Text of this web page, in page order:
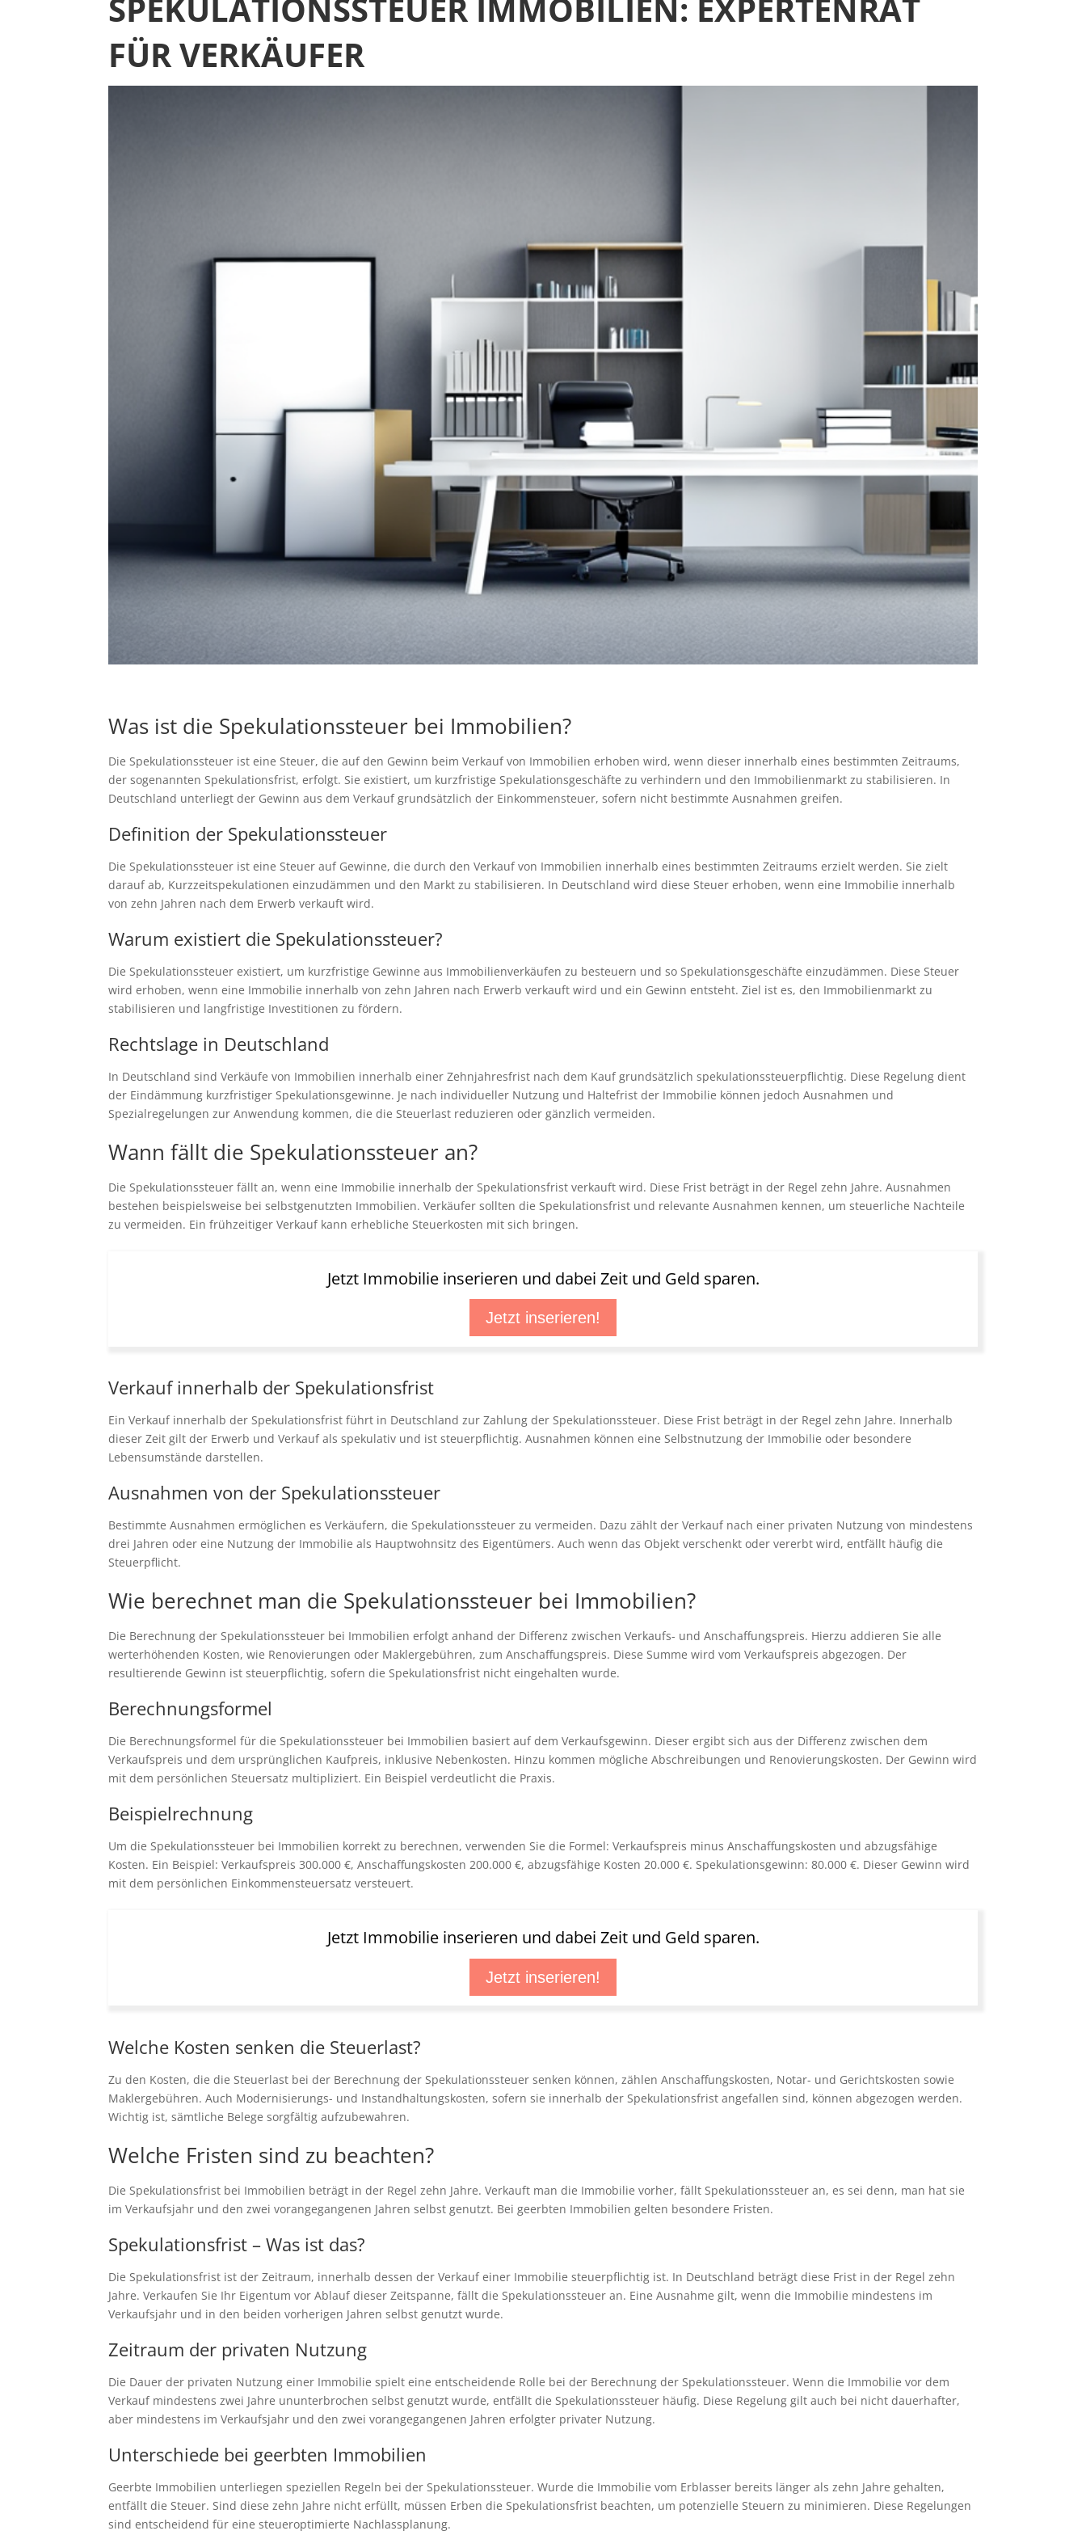
SPEKULATIONSSTEUER IMMOBILIEN: EXPERTENRAT
FÜR VERKÄUFER
Was ist die Spekulationssteuer bei Immobilien?
Die Spekulationssteuer ist eine Steuer, die auf den Gewinn beim Verkauf von Immobilien erhoben wird, wenn dieser innerhalb eines bestimmten Zeitraums,
der sogenannten Spekulationsfrist, erfolgt. Sie existiert, um kurzfristige Spekulationsgeschäfte zu verhindern und den Immobilienmarkt zu stabilisieren. In
Deutschland unterliegt der Gewinn aus dem Verkauf grundsätzlich der Einkommensteuer, sofern nicht bestimmte Ausnahmen greifen.
Definition der Spekulationssteuer
Die Spekulationssteuer ist eine Steuer auf Gewinne, die durch den Verkauf von Immobilien innerhalb eines bestimmten Zeitraums erzielt werden. Sie zielt
darauf ab, Kurzzeitspekulationen einzudämmen und den Markt zu stabilisieren. In Deutschland wird diese Steuer erhoben, wenn eine Immobilie innerhalb
von zehn Jahren nach dem Erwerb verkauft wird.
Warum existiert die Spekulationssteuer?
Die Spekulationssteuer existiert, um kurzfristige Gewinne aus Immobilienverkäufen zu besteuern und so Spekulationsgeschäfte einzudämmen. Diese Steuer
wird erhoben, wenn eine Immobilie innerhalb von zehn Jahren nach Erwerb verkauft wird und ein Gewinn entsteht. Ziel ist es, den Immobilienmarkt zu
stabilisieren und langfristige Investitionen zu fördern.
Rechtslage in Deutschland
In Deutschland sind Verkäufe von Immobilien innerhalb einer Zehnjahresfrist nach dem Kauf grundsätzlich spekulationssteuerpflichtig. Diese Regelung dient
der Eindämmung kurzfristiger Spekulationsgewinne. Je nach individueller Nutzung und Haltefrist der Immobilie können jedoch Ausnahmen und
Spezialregelungen zur Anwendung kommen, die die Steuerlast reduzieren oder gänzlich vermeiden.
Wann fällt die Spekulationssteuer an?
Die Spekulationssteuer fällt an, wenn eine Immobilie innerhalb der Spekulationsfrist verkauft wird. Diese Frist beträgt in der Regel zehn Jahre. Ausnahmen
bestehen beispielsweise bei selbstgenutzten Immobilien. Verkäufer sollten die Spekulationsfrist und relevante Ausnahmen kennen, um steuerliche Nachteile
zu vermeiden. Ein frühzeitiger Verkauf kann erhebliche Steuerkosten mit sich bringen.
Jetzt Immobilie inserieren und dabei Zeit und Geld sparen.
Jetzt inserieren!
Verkauf innerhalb der Spekulationsfrist
Ein Verkauf innerhalb der Spekulationsfrist führt in Deutschland zur Zahlung der Spekulationssteuer. Diese Frist beträgt in der Regel zehn Jahre. Innerhalb
dieser Zeit gilt der Erwerb und Verkauf als spekulativ und ist steuerpflichtig. Ausnahmen können eine Selbstnutzung der Immobilie oder besondere
Lebensumstände darstellen.
Ausnahmen von der Spekulationssteuer
Bestimmte Ausnahmen ermöglichen es Verkäufern, die Spekulationssteuer zu vermeiden. Dazu zählt der Verkauf nach einer privaten Nutzung von mindestens
drei Jahren oder eine Nutzung der Immobilie als Hauptwohnsitz des Eigentümers. Auch wenn das Objekt verschenkt oder vererbt wird, entfällt häufig die
Steuerpflicht.
Wie berechnet man die Spekulationssteuer bei Immobilien?
Die Berechnung der Spekulationssteuer bei Immobilien erfolgt anhand der Differenz zwischen Verkaufs- und Anschaffungspreis. Hierzu addieren Sie alle
werterhöhenden Kosten, wie Renovierungen oder Maklergebühren, zum Anschaffungspreis. Diese Summe wird vom Verkaufspreis abgezogen. Der
resultierende Gewinn ist steuerpflichtig, sofern die Spekulationsfrist nicht eingehalten wurde.
Berechnungsformel
Die Berechnungsformel für die Spekulationssteuer bei Immobilien basiert auf dem Verkaufsgewinn. Dieser ergibt sich aus der Differenz zwischen dem
Verkaufspreis und dem ursprünglichen Kaufpreis, inklusive Nebenkosten. Hinzu kommen mögliche Abschreibungen und Renovierungskosten. Der Gewinn wird
mit dem persönlichen Steuersatz multipliziert. Ein Beispiel verdeutlicht die Praxis.
Beispielrechnung
Um die Spekulationssteuer bei Immobilien korrekt zu berechnen, verwenden Sie die Formel: Verkaufspreis minus Anschaffungskosten und abzugsfähige
Kosten. Ein Beispiel: Verkaufspreis 300.000 €, Anschaffungskosten 200.000 €, abzugsfähige Kosten 20.000 €. Spekulationsgewinn: 80.000 €. Dieser Gewinn wird
mit dem persönlichen Einkommensteuersatz versteuert.
Jetzt Immobilie inserieren und dabei Zeit und Geld sparen.
Jetzt inserieren!
Welche Kosten senken die Steuerlast?
Zu den Kosten, die die Steuerlast bei der Berechnung der Spekulationssteuer senken können, zählen Anschaffungskosten, Notar- und Gerichtskosten sowie
Maklergebühren. Auch Modernisierungs- und Instandhaltungskosten, sofern sie innerhalb der Spekulationsfrist angefallen sind, können abgezogen werden.
Wichtig ist, sämtliche Belege sorgfältig aufzubewahren.
Welche Fristen sind zu beachten?
Die Spekulationsfrist bei Immobilien beträgt in der Regel zehn Jahre. Verkauft man die Immobilie vorher, fällt Spekulationssteuer an, es sei denn, man hat sie
im Verkaufsjahr und den zwei vorangegangenen Jahren selbst genutzt. Bei geerbten Immobilien gelten besondere Fristen.
Spekulationsfrist – Was ist das?
Die Spekulationsfrist ist der Zeitraum, innerhalb dessen der Verkauf einer Immobilie steuerpflichtig ist. In Deutschland beträgt diese Frist in der Regel zehn
Jahre. Verkaufen Sie Ihr Eigentum vor Ablauf dieser Zeitspanne, fällt die Spekulationssteuer an. Eine Ausnahme gilt, wenn die Immobilie mindestens im
Verkaufsjahr und in den beiden vorherigen Jahren selbst genutzt wurde.
Zeitraum der privaten Nutzung
Die Dauer der privaten Nutzung einer Immobilie spielt eine entscheidende Rolle bei der Berechnung der Spekulationssteuer. Wenn die Immobilie vor dem
Verkauf mindestens zwei Jahre ununterbrochen selbst genutzt wurde, entfällt die Spekulationssteuer häufig. Diese Regelung gilt auch bei nicht dauerhafter,
aber mindestens im Verkaufsjahr und den zwei vorangegangenen Jahren erfolgter privater Nutzung.
Unterschiede bei geerbten Immobilien
Geerbte Immobilien unterliegen speziellen Regeln bei der Spekulationssteuer. Wurde die Immobilie vom Erblasser bereits länger als zehn Jahre gehalten,
entfällt die Steuer. Sind diese zehn Jahre nicht erfüllt, müssen Erben die Spekulationsfrist beachten, um potenzielle Steuern zu minimieren. Diese Regelungen
sind entscheidend für eine steueroptimierte Nachlassplanung.